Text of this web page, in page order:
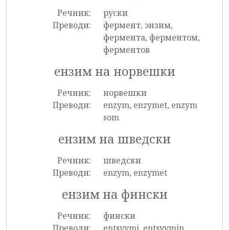
Речник:
руски
Преводи:
фермент, энзим,
фермента, ферментом,
ферментов
ензим на норвешки
Речник:
норвешки
Преводи:
enzym, enzymet, enzym
som
ензим на шведски
Речник:
шведски
Преводи:
enzym, enzymet
ензим на фински
Речник:
фински